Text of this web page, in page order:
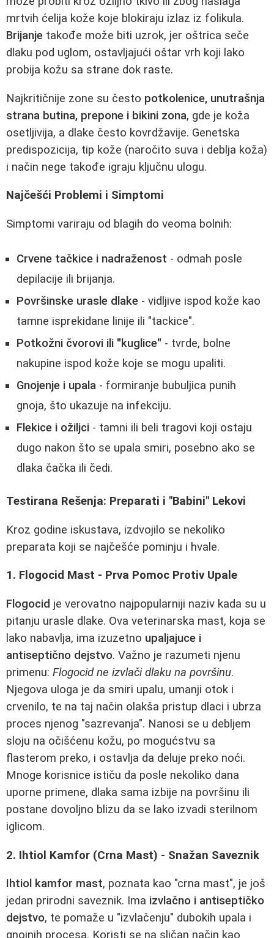
mrtvih ćelija kože koje blokiraju izlaz iz folikula.
Brijanje takođe može biti uzrok, jer oštrica seče
dlaku pod uglom, ostavljajući oštar vrh koji lako
probija kožu sa strane dok raste.
Najkritičnije zone su često potkolenice, unutrašnja
strana butina, prepone i bikini zona, gde je koža
osetljivija, a dlake često kovrdžavije. Genetska
predispozicija, tip kože (naročito suva i deblja koža)
i način nege takođe igraju ključnu ulogu.
Najčešći Problemi i Simptomi
Simptomi variraju od blagih do veoma bolnih:
Crvene tačkice i nadraženost - odmah posle
depilacije ili brijanja.
Površinske urasle dlake - vidljive ispod kože kao
tamne isprekidane linije ili "tackice".
Potkožni čvorovi ili "kuglice" - tvrde, bolne
nakupine ispod kože koje se mogu upaliti.
Gnojenje i upala - formiranje bubuljica punih
gnoja, što ukazuje na infekciju.
Flekice i ožiljci - tamni ili beli tragovi koji ostaju
dugo nakon što se upala smiri, posebno ako se
dlaka čačka ili čedi.
Testirana Rešenja: Preparati i "Babini" Lekovi
Kroz godine iskustava, izdvojilo se nekoliko
preparata koji se najčešće pominju i hvale.
1. Flogocid Mast - Prva Pomoc Protiv Upale
Flogocid je verovatno najpopularniji naziv kada su u
pitanju urasle dlake. Ova veterinarska mast, koja se
lako nabavlja, ima izuzetno upaljajuce i
antiseptično dejstvo. Važno je razumeti njenu
primenu: Flogocid ne izvlači dlaku na površinu.
Njegova uloga je da smiri upalu, umanji otok i
crvenilo, te na taj način olakša pristup dlaci i ubrza
proces njenog "sazrevanja". Nanosi se u debljem
sloju na očišćenu kožu, po mogućstvu sa
flasterom preko, i ostavlja da deluje preko noći.
Mnoge korisnice ističu da posle nekoliko dana
uporne primene, dlaka sama izbije na površinu ili
postane dovoljno blizu da se lako izvadi sterilnom
iglicom.
2. Ihtiol Kamfor (Crna Mast) - Snažan Saveznik
Ihtiol kamfor mast, poznata kao "crna mast", je još
jedan prirodni saveznik. Ima izvlačno i antiseptičko
dejstvo, te pomaže u "izvlačenju" dubokih upala i
gnojnih procesa. Koristi se na sličan način kao